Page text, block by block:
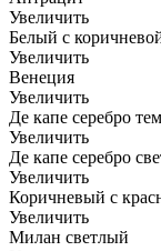
Увеличить
Белый с
Увеличить
Венеция
Увеличить
Де капе серебро
Увеличить
Де капе серебро
Увеличить
Коричневый с
Увеличить
Милан светлый